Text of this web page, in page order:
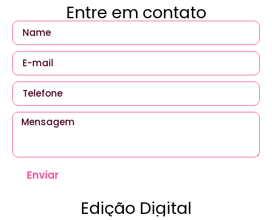
Entre em contato
Enviar
Edição Digital